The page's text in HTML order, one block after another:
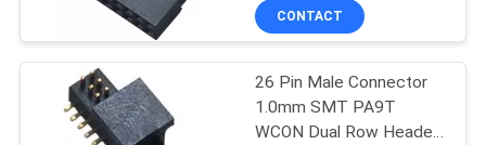
CONTACT
26 Pin Male Connector
1.0mm SMT PA9T
WCON Dual Row Header